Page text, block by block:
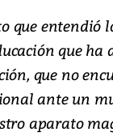
que entendió
que ha
que no
ante un
aparato